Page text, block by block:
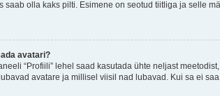
saab olla kaks pilti. Esimene on seotud tiitliga ja selle
avatari?
“Profiili” lehel saad kasutada ühte neljast
avatare ja millisel viisil nad lubavad. Kui sa ei